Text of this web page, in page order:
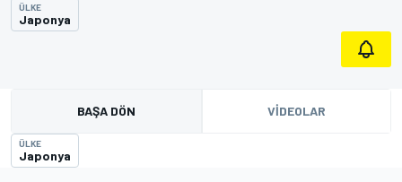
ÜLKE
Japonya
BAŞA DÖN VIDEOLAR
ÜLKE
Japonya